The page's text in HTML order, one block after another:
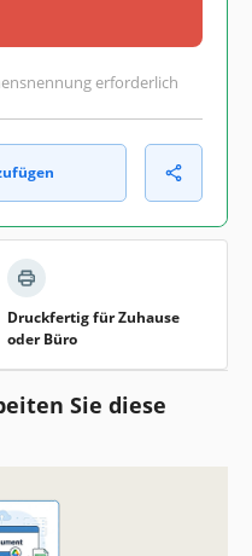
erforderlich
Druckfertig für Zuhause
oder Büro
Sie diese